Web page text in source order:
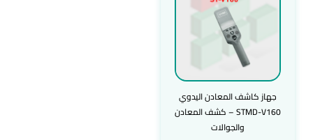
جهاز كاشف المعادن اليدوي
STMD-V160 – كشف المعادن
والجوالات